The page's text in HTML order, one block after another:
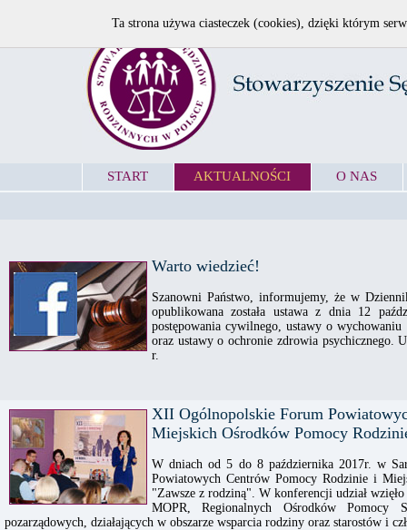
START AKTUALNOŚCI O NAS
Warto wiedzieć!
Szanowni Państwo, informujemy, że w
opublikowana została ustawa z dnia 12
postępowania cywilnego, ustawy o
oraz ustawy o ochronie zdrowia psychicznego.
r.
XII Ogólnopolskie Forum
Miejskich Ośrodków Pomocy
W dniach od 5 do 8 października 2017r. w
Powiatowych Centrów Pomocy Rodzinie i
"Zawsze z rodziną". W konferencji udział
MOPR, Regionalnych Ośrodków Pomocy
pozarządowych, działających w obszarze wsparcia rodziny oraz starostów i
Ta strona używa ciasteczek (cookies), dzięki którym